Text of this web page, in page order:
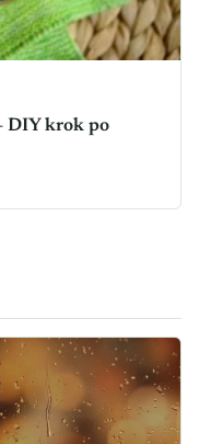
DIY krok po